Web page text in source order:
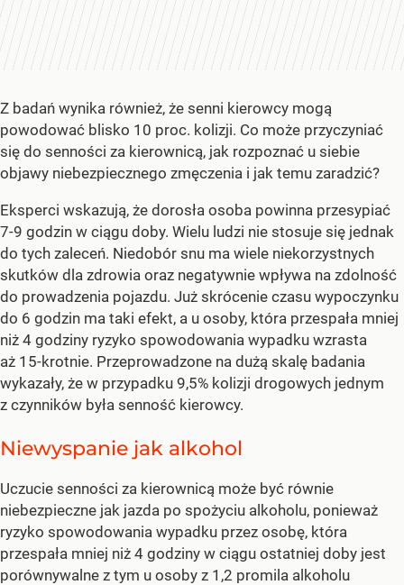
Z badań wynika również, że senni kierowcy mogą
powodować blisko 10 proc. kolizji. Co może przyczyniać
się do senności za kierownicą, jak rozpoznać u siebie
objawy niebezpiecznego zmęczenia i jak temu zaradzić?
Eksperci wskazują, że dorosła osoba powinna przesypiać
7-9 godzin w ciągu doby. Wielu ludzi nie stosuje się jednak
do tych zaleceń. Niedobór snu ma wiele niekorzystnych
skutków dla zdrowia oraz negatywnie wpływa na zdolność
do prowadzenia pojazdu. Już skrócenie czasu wypoczynku
do 6 godzin ma taki efekt, a u osoby, która przespała mniej
niż 4 godziny ryzyko spowodowania wypadku wzrasta
aż 15-krotnie. Przeprowadzone na dużą skalę badania
wykazały, że w przypadku 9,5% kolizji drogowych jednym
z czynników była senność kierowcy.
Niewyspanie jak alkohol
Uczucie senności za kierownicą może być równie
niebezpieczne jak jazda po spożyciu alkoholu, ponieważ
ryzyko spowodowania wypadku przez osobę, która
przespała mniej niż 4 godziny w ciągu ostatniej doby jest
porównywalne z tym u osoby z 1,2 promila alkoholu